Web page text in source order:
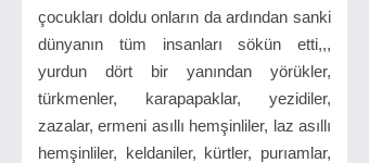
çocukları doldu onların da ardından sanki
dünyanın tüm insanları sökün etti,,,
yurdun dört bir yanından yörükler,
türkmenler, karapapaklar, yezidiler,
zazalar, ermeni asıllı hemşinliler, laz asıllı
hemşinliler, keldaniler, kürtler, purıamlar,